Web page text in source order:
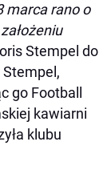
marca rano o
Stempel do
Stempel,
go Football
kawiarni
klubu